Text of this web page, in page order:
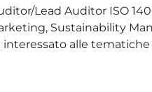
Lead Auditor ISO
Sustainability
alle